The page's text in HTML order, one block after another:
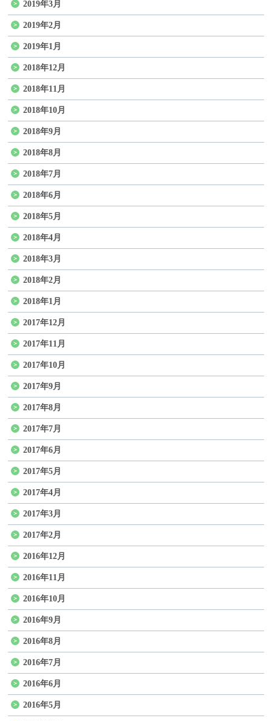
2019年3月
2019年2月
2019年1月
2018年12月
2018年11月
2018年10月
2018年9月
2018年8月
2018年7月
2018年6月
2018年5月
2018年4月
2018年3月
2018年2月
2018年1月
2017年12月
2017年11月
2017年10月
2017年9月
2017年8月
2017年7月
2017年6月
2017年5月
2017年4月
2017年3月
2017年2月
2016年12月
2016年11月
2016年10月
2016年9月
2016年8月
2016年7月
2016年6月
2016年5月